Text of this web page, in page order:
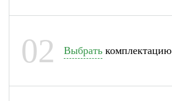
02 Выбрать комплектацию